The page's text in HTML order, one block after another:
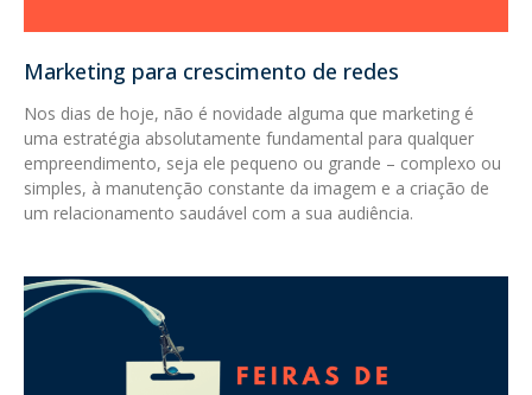
Marketing para crescimento de redes
Nos dias de hoje, não é novidade alguma que marketing é
uma estratégia absolutamente fundamental para qualquer
empreendimento, seja ele pequeno ou grande – complexo ou
simples, à manutenção constante da imagem e a criação de
um relacionamento saudável com a sua audiência.